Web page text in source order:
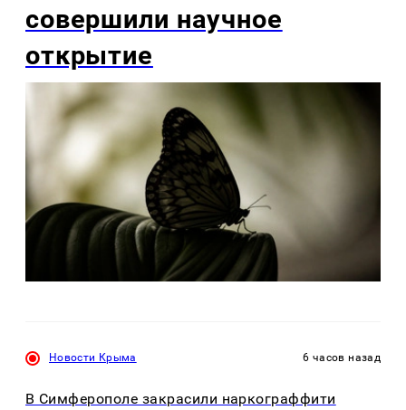
совершили научное
открытие
Новости Крыма 6 часов назад
В Симферополе закрасили наркограффити